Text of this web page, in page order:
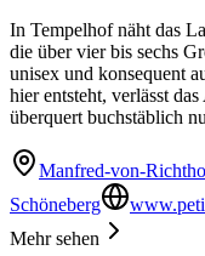
In Tempelhof näht das
die über vier bis sechs
unisex und konsequent
hier entsteht, verlässt
überquert buchstäblich
Manfred-von-
Schöneberg
Mehr sehen